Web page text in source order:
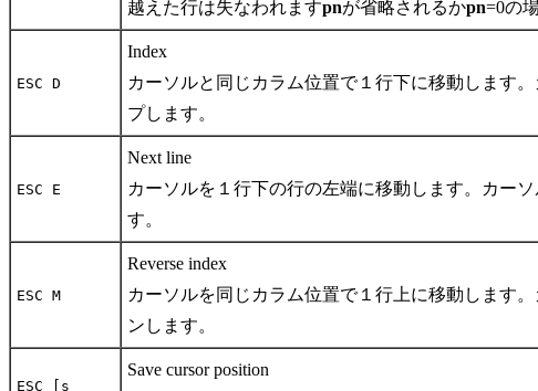
越えた行は失なわれますpnが省略されるかpn=0の
ESC D
Index
カーソルと同じカラム位置で１行下に移動します
プします。
ESC E
Next line
カーソルを１行下の行の左端に移動します。カー
す。
ESC M
Reverse index
カーソルを同じカラム位置で１行上に移動します
ンします。
ESC [s
Save cursor position